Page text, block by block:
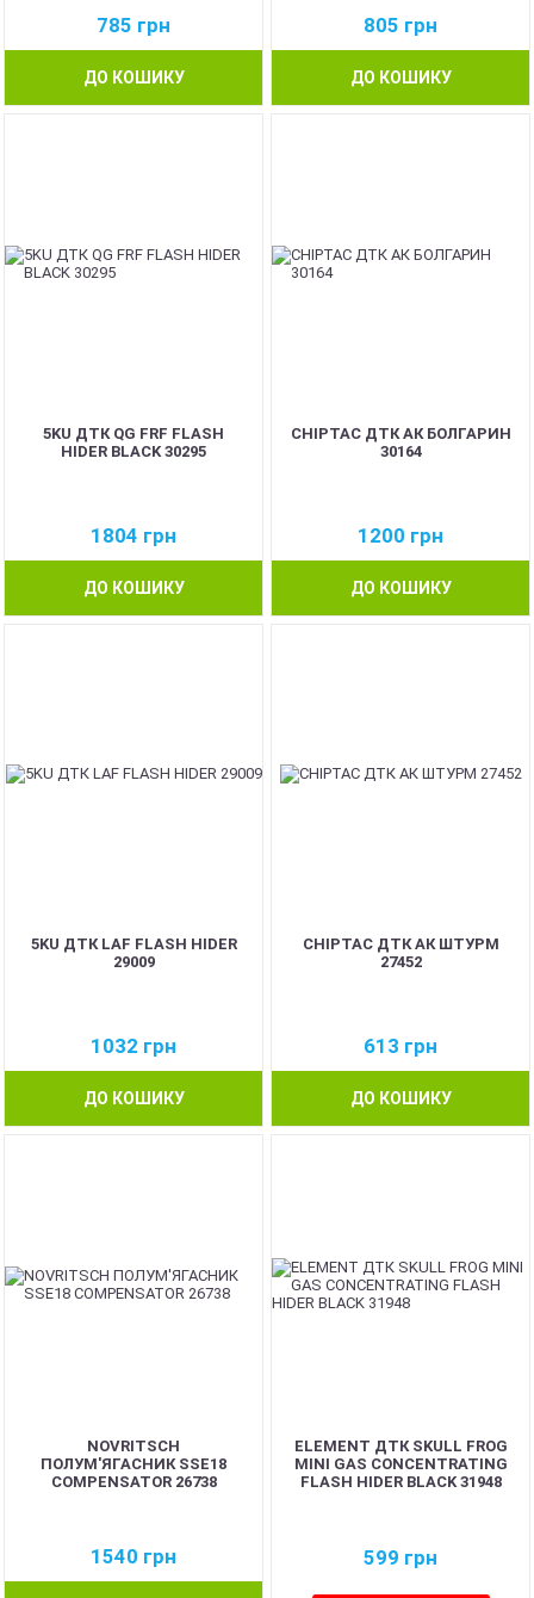
785 грн
ДО КОШИКУ
805 грн
ДО КОШИКУ
5KU ДТК QG FRF FLASH
HIDER BLACK 30295
1804 грн
ДО КОШИКУ
CHIPTAC ДТК АК БОЛГАРИН
30164
1200 грн
ДО КОШИКУ
5KU ДТК LAF FLASH HIDER
29009
1032 грн
ДО КОШИКУ
CHIPTAC ДТК АК ШТУРМ
27452
613 грн
ДО КОШИКУ
NOVRITSCH
ПОЛУМ'ЯГАСНИК SSE18
COMPENSATOR 26738
1540 грн
ELEMENT ДТК SKULL FROG
MINI GAS CONCENTRATING
FLASH HIDER BLACK 31948
599 грн